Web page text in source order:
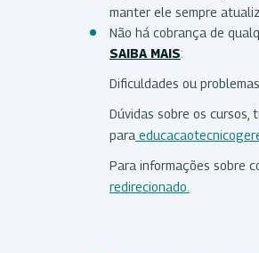
manter ele sempre
Não há cobrança de
SAIBA MAIS:
Dificuldades ou
Dúvidas sobre os cursos,
para
Para informações sobre
redirecionado.